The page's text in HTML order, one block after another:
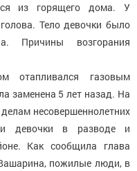
из горящего дома. У
Тело девочки было
Причины возгорания
отапливался газовым
заменена 5 лет назад. На
несовершеннолетних
девочки в разводе и
Как сообщила глава
пожилые люди, в